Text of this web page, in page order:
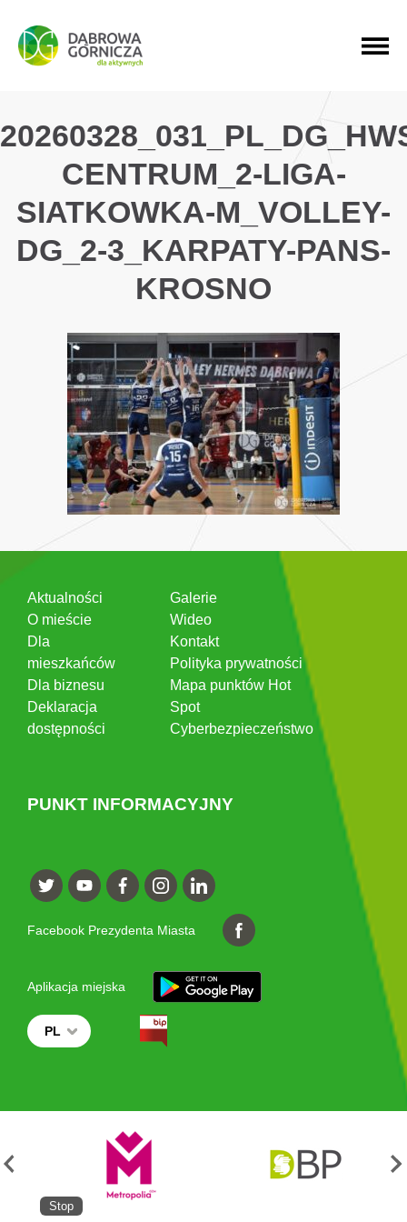
PRZEJDŹ DO MENU GŁÓWNEGO
PRZEJDŹ DO WYSZUKIWARKI
PRZEJDŹ DO TREŚCI
CENTRUM_2-LIGA-
SIATKOWKA-M_VOLLEY-
DG_2-3_KARPATY-PANS-
KROSNO
Aktualności
O mieście
Dla
mieszkańców
Dla biznesu
Deklaracja
dostępności
Galerie
Wideo
Kontakt
Polityka prywatności
Mapa punktów Hot
Spot
Cyberbezpieczeństwo
PUNKT INFORMACYJNY
Facebook Prezydenta Miasta
Aplikacja miejska
PL
Stop